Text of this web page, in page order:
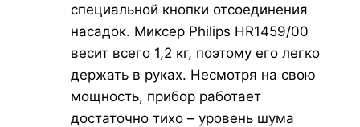
специальной кнопки отсоединения
насадок. Миксер Philips HR1459/00
весит всего 1,2 кг, поэтому его легко
держать в руках. Несмотря на свою
мощность, прибор работает
достаточно тихо – уровень шума